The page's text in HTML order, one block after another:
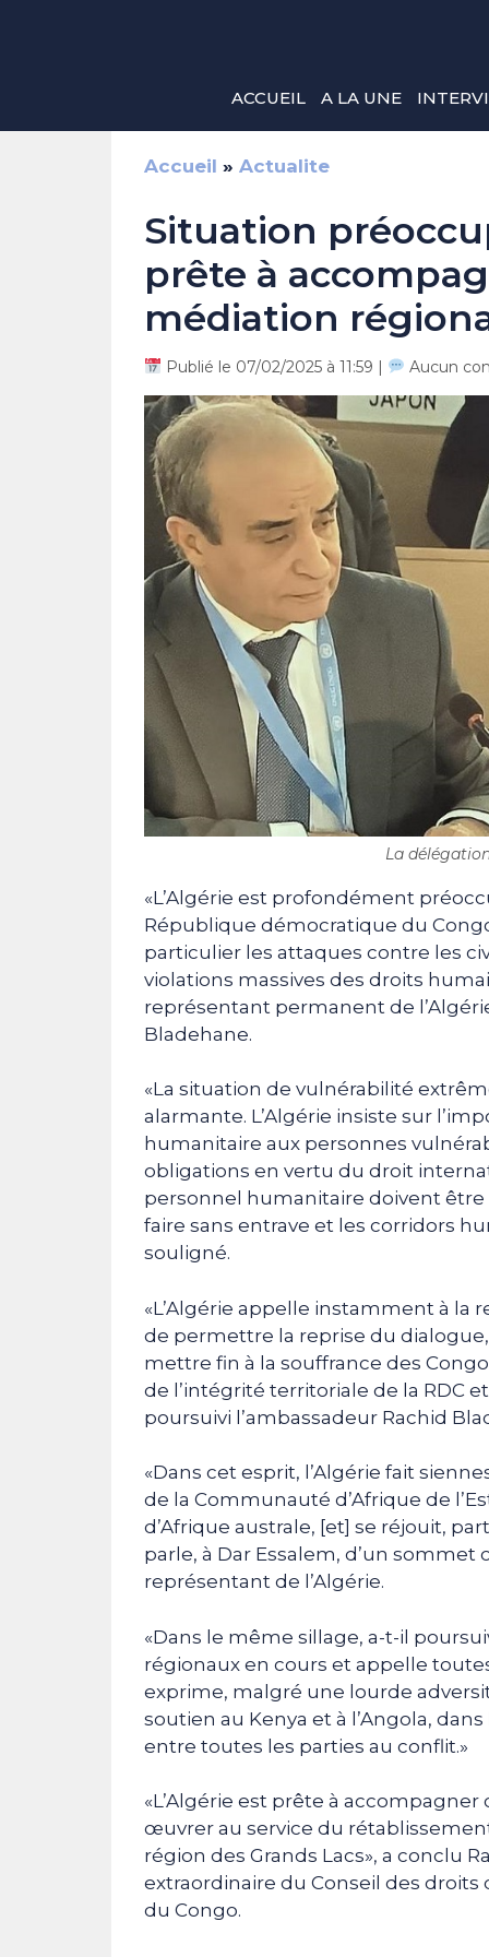
ACCUEIL A LA UNE
Accueil » Actualite
Situation
prête à
médiation
Publié le 07/02/2025 à 11:59 | Aucun
La
«L’Algérie est profondément
République démocratique du
particulier les attaques contre les
violations massives des droits
représentant permanent de
Bladehane.
«La situation de vulnérabilité
alarmante. L’Algérie insiste sur
humanitaire aux personnes
obligations en vertu du droit
personnel humanitaire doivent être
faire sans entrave et les corridors
souligné.
«L’Algérie appelle instamment à la
de permettre la reprise du
mettre fin à la souffrance des
de l’intégrité territoriale de la RDC
poursuivi l’ambassadeur Rachid
«Dans cet esprit, l’Algérie fait
de la Communauté d’Afrique de
d’Afrique australe, [et] se réjouit,
parle, à Dar Essalem, d’un sommet
représentant de l’Algérie.
«Dans le même sillage, a-t-il
régionaux en cours et appelle
exprime, malgré une lourde
soutien au Kenya et à l’Angola,
entre toutes les parties au conflit.»
«L’Algérie est prête à
œuvrer au service du
région des Grands Lacs», a conclu
extraordinaire du Conseil des
du Congo.